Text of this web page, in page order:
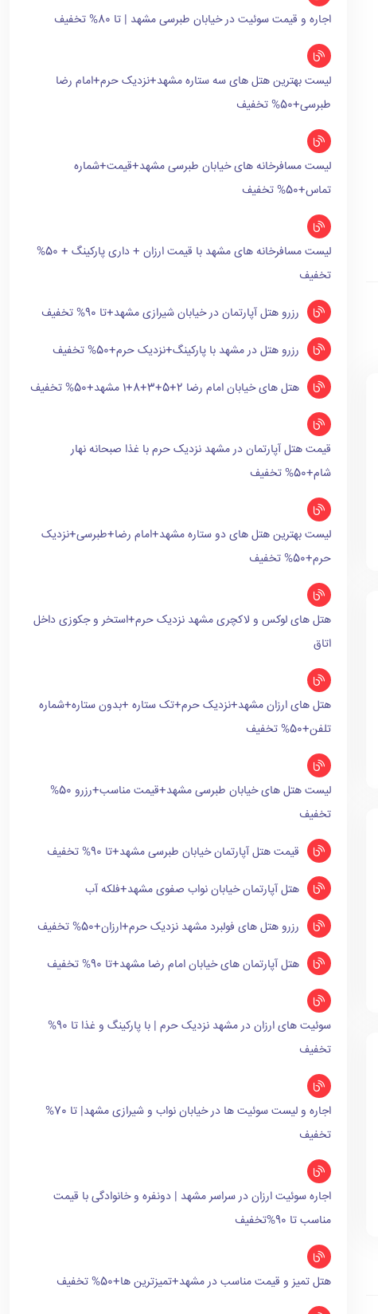
اجاره و قیمت سوئیت در خیابان طبرسی مشهد | تا 80% تخفیف
لیست بهترین هتل های سه ستاره مشهد+نزدیک حرم+امام رضا
طبرسی+50% تخفیف
لیست مسافرخانه های خیابان طبرسی مشهد+قیمت+شماره
تماس+50% تخفیف
لیست مسافرخانه های مشهد با قیمت ارزان + داری پارکینگ + 50%
تخفیف
رزرو هتل آپارتمان در خیابان شیرازی مشهد+تا 90% تخفیف
رزرو هتل در مشهد با پارکینگ+نزدیک حرم+50% تخفیف
هتل های خیابان امام رضا 2+5+3+8+1 مشهد+50% تخفیف
قیمت هتل آپارتمان در مشهد نزدیک حرم با غذا صبحانه نهار
شام+50% تخفیف
لیست بهترین هتل های دو ستاره مشهد+امام رضا+طبرسی+نزدیک
حرم+50% تخفیف
هتل های لوکس و لاکچری مشهد نزدیک حرم+استخر و جکوزی داخل
اتاق
هتل های ارزان مشهد+نزدیک حرم+تک ستاره +بدون ستاره+شماره
تلفن+50% تخفیف
لیست هتل های خیابان طبرسی مشهد+قیمت مناسب+رزرو 50%
تخفیف
قیمت هتل آپارتمان خیابان طبرسی مشهد+تا 90% تخفیف
هتل آپارتمان خیابان نواب صفوی مشهد+فلکه آب
رزرو هتل های فولبرد مشهد نزدیک حرم+ارزان+50% تخفیف
هتل آپارتمان های خیابان امام رضا مشهد+تا 90% تخفیف
سوئیت های ارزان در مشهد نزدیک حرم | با پارکینگ و غذا تا 90%
تخفیف
اجاره و لیست سوئیت ها در خیابان نواب و شیرازی مشهد| تا 70%
تخفیف
اجاره سوئیت ارزان در سراسر مشهد | دونفره و خانوادگی با قیمت
مناسب تا 90%تخفیف
هتل تمیز و قیمت مناسب در مشهد+تمیزترین ها+50% تخفیف